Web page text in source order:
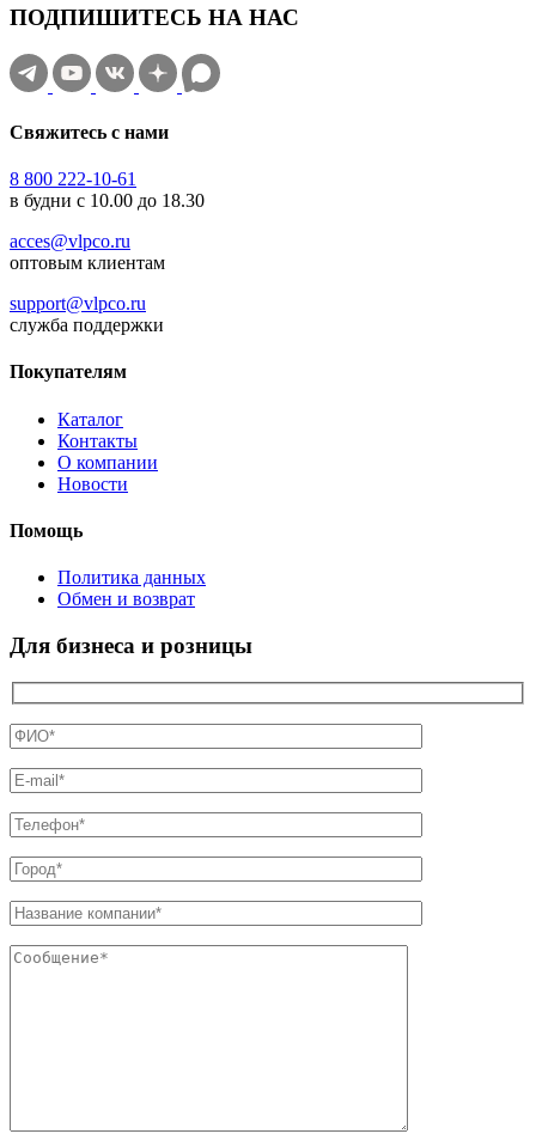
ПОДПИШИТЕСЬ НА НАС
Свяжитесь с нами
8 800 222-10-61
в будни с 10.00 до 18.30
acces@vlpco.ru
оптовым клиентам
support@vlpco.ru
служба поддержки
Покупателям
Каталог
Контакты
О компании
Новости
Помощь
Политика данных
Обмен и возврат
Для бизнеса и розницы